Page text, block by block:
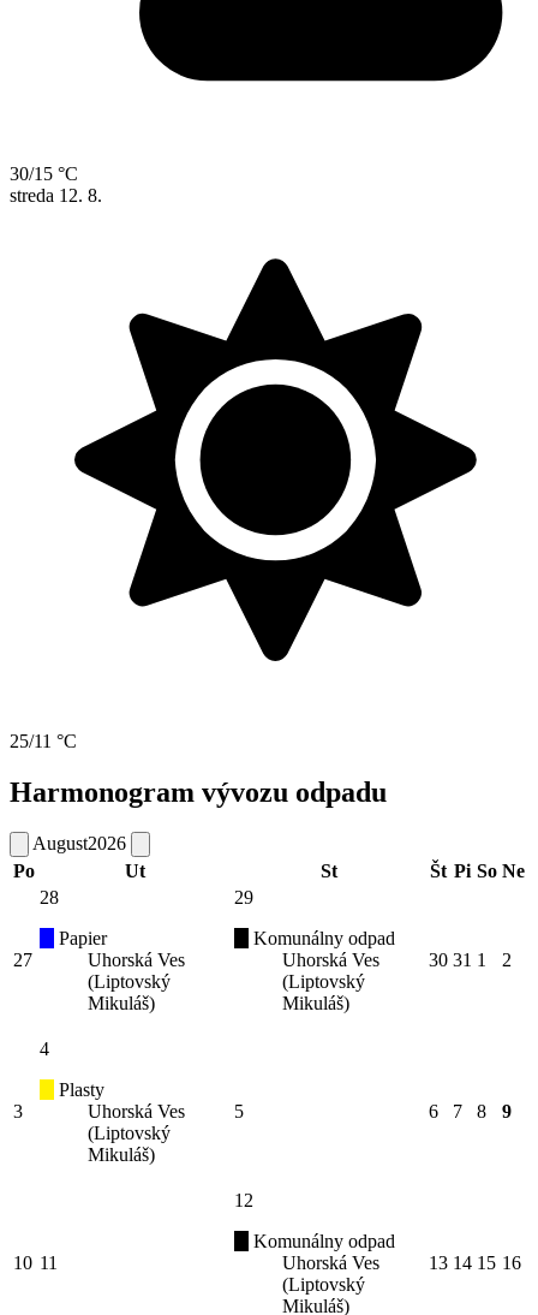
30/15 °C
streda 12. 8.
25/11 °C
Harmonogram vývozu odpadu
August2026
Po
Ut St Št Pi So Ne
27
28
Papier
Uhorská Ves
(Liptovský
Mikuláš)
29
Komunálny odpad
Uhorská Ves
(Liptovský
Mikuláš)
30 31 1 2
3
4
Plasty
Uhorská Ves
(Liptovský
Mikuláš)
5 6 7 8 9
10 11
12
Komunálny odpad
Uhorská Ves
(Liptovský
Mikuláš)
13 14 15 16